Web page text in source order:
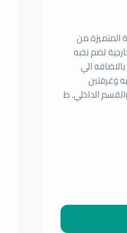
المتميزة من
تضم نخبه
الي
وغرفتين
الداخلي. ط